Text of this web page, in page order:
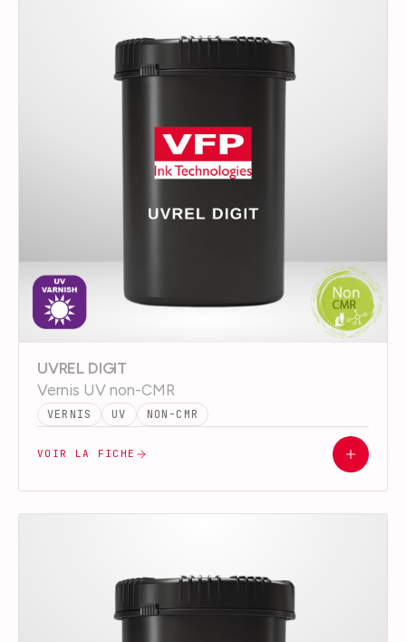
UVREL DIGIT
Vernis UV non-CMR
VERNIS UV NON-CMR
VOIR LA FICHE